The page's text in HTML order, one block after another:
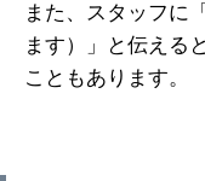
また、スタッフに
ます）」と伝える
こともあります。